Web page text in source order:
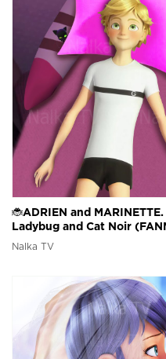
🐞ADRIEN and
Ladybug and Cat Noir
Nalka TV